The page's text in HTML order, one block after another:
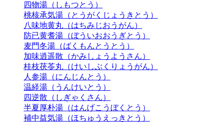
四物湯（しもつとう）
桃核承気湯（とうがくじょうきとう）
八味地黄丸（はちみじおうがん）
防已黄耆湯（ぼういおおうぎとう）
麦門冬湯（ばくもんとうとう）
加味逍遥散（かみしょうようさん）
桂枝茯苓丸（けいしぶくりょうがん）
人参湯（にんじんとう）
温経湯（うんけいとう）
四逆散（しぎゃくさん）
半夏厚朴湯（はんげこうぼくとう）
補中益気湯（ほちゅうえっきとう）